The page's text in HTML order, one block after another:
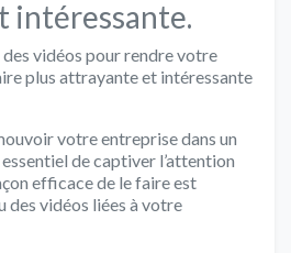
intéressante.
vidéos pour rendre votre
plus attrayante et intéressante
votre entreprise dans un
de captiver l’attention
efficace de le faire est
des vidéos liées à votre